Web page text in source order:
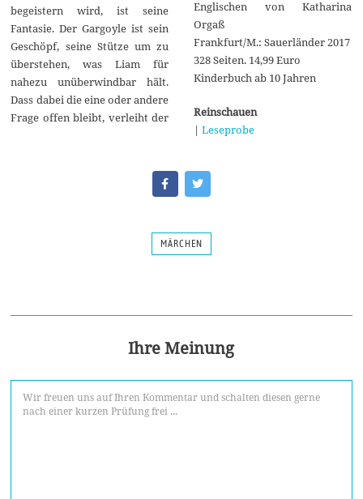
begeistern wird, ist seine
Fantasie. Der Gargoyle ist sein
Geschöpf, seine Stütze um zu
überstehen, was Liam für
nahezu unüberwindbar hält.
Dass dabei die eine oder andere
Frage offen bleibt, verleiht der
Englischen von Katharina
Orgaß
Frankfurt/M.: Sauerländer 2017
328 Seiten. 14,99 Euro
Kinderbuch ab 10 Jahren
Reinschauen
| Leseprobe
MÄRCHEN
Ihre Meinung